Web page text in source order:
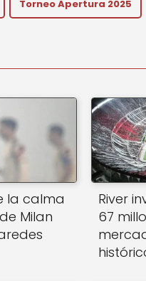
Torneo Apertura 2025
la calma
Milan
River
67